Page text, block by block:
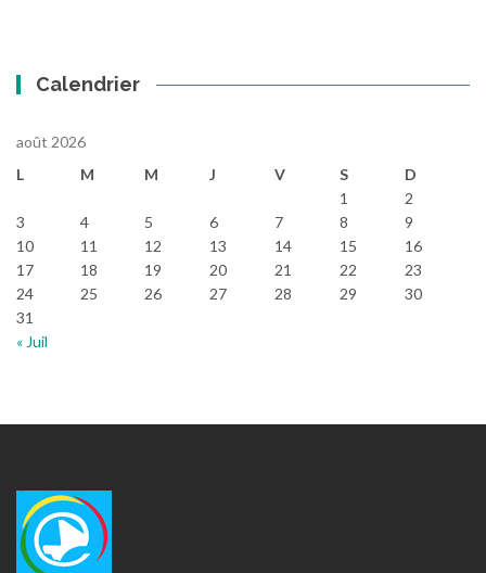
Calendrier
août 2026
L
M M J V S D
« Juil
1
2
3
4 5 6 7 8
9
10
11 12 13 14 15
16
17
18 19 20 21 22
23
24
25 26 27 28 29
30
31